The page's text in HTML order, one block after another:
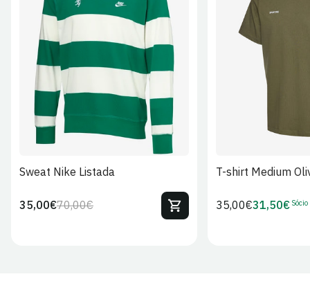
S XL 2XL
Sweat Nike Listada
Preço
70,00€Preço
35,00€
T-shirt Medium
Preço
35,00€Preço
31,50€ Sócio